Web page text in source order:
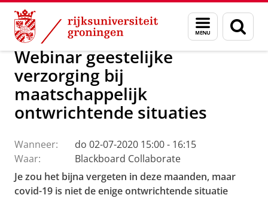
Skip
Content
Skip
Navigation
Menu
en
zoeken
Faculteit Religie, Cultuur en Maatschappij Agenda
Webinar geestelijke
verzorging bij
maatschappelijk
ontwrichtende situaties
Wanneer:
do 02-07-2020 15:00 - 16:15
Waar:
Blackboard Collaborate
Je zou het bijna vergeten in deze maanden, maar
covid-19 is niet de enige ontwrichtende situatie